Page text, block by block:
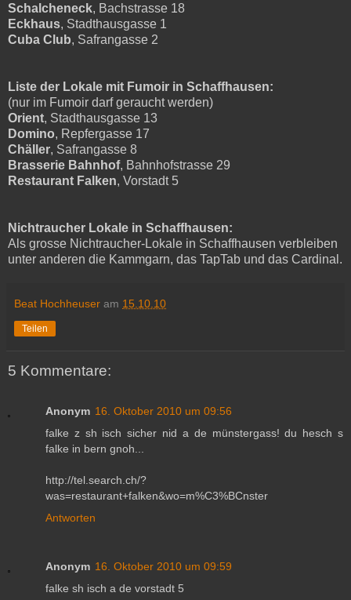
Schalcheneck, Bachstrasse 18
Eckhaus, Stadthausgasse 1
Cuba Club, Safrangasse 2
Liste der Lokale mit Fumoir in Schaffhausen:
(nur im Fumoir darf geraucht werden)
Orient, Stadthausgasse 13
Domino, Repfergasse 17
Chäller, Safrangasse 8
Brasserie Bahnhof, Bahnhofstrasse 29
Restaurant Falken, Vorstadt 5
Nichtraucher Lokale in Schaffhausen:
Als grosse Nichtraucher-Lokale in Schaffhausen verbleiben
unter anderen die Kammgarn, das TapTab und das Cardinal.
Beat Hochheuser am 15.10.10
Teilen
5 Kommentare:
Anonym 16. Oktober 2010 um 09:56
falke z sh isch sicher nid a de münstergass! du hesch s
falke in bern gnoh...
http://tel.search.ch/?
was=restaurant+falken&wo=m%C3%BCnster
Antworten
Anonym 16. Oktober 2010 um 09:59
falke sh isch a de vorstadt 5